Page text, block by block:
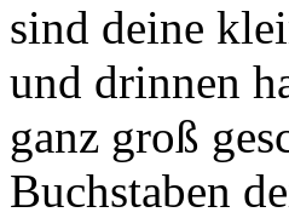
sind deine
und drinnen
ganz groß
Buchstaben